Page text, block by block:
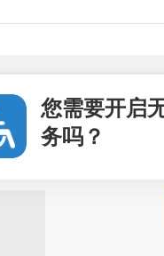
您需要开启
务吗？